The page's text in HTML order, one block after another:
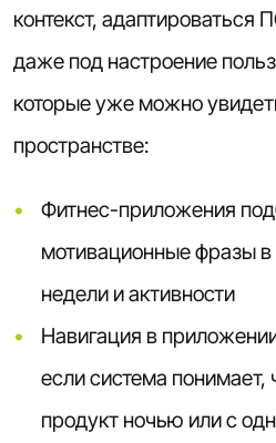
контекст, адаптироваться
даже под настроение
которые уже можно
пространстве:
Фитнес-приложения
мотивационные фразы в
недели и активности
Навигация в
если система понимает,
продукт ночью или с